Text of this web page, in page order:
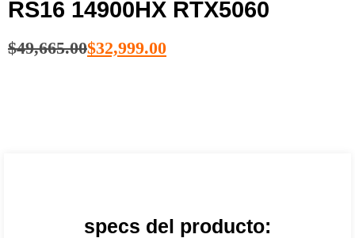
specs del producto:
RS16 14900HX RTX5060
$49,665.00$32,999.00